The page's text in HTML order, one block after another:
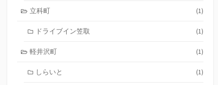
立科町 (1)
ドライブイン笠取 (1)
軽井沢町 (1)
しらいと (1)